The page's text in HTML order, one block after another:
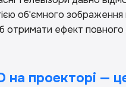
об'ємного зображення
отримати ефект
проекторі —